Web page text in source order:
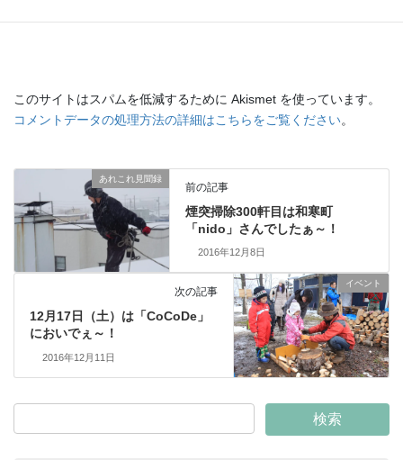
このサイトはスパムを低減するために Akismet を使っています。
コメントデータの処理方法の詳細はこちらをご覧ください。
あれこれ見聞録
前の記事
煙突掃除300軒目は和寒町
「nido」さんでしたぁ～！
2016年12月8日
イベント
次の記事
12月17日（土）は「CoCoDe」
においでぇ～！
2016年12月11日